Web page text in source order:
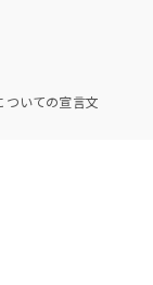
ついての宣言文